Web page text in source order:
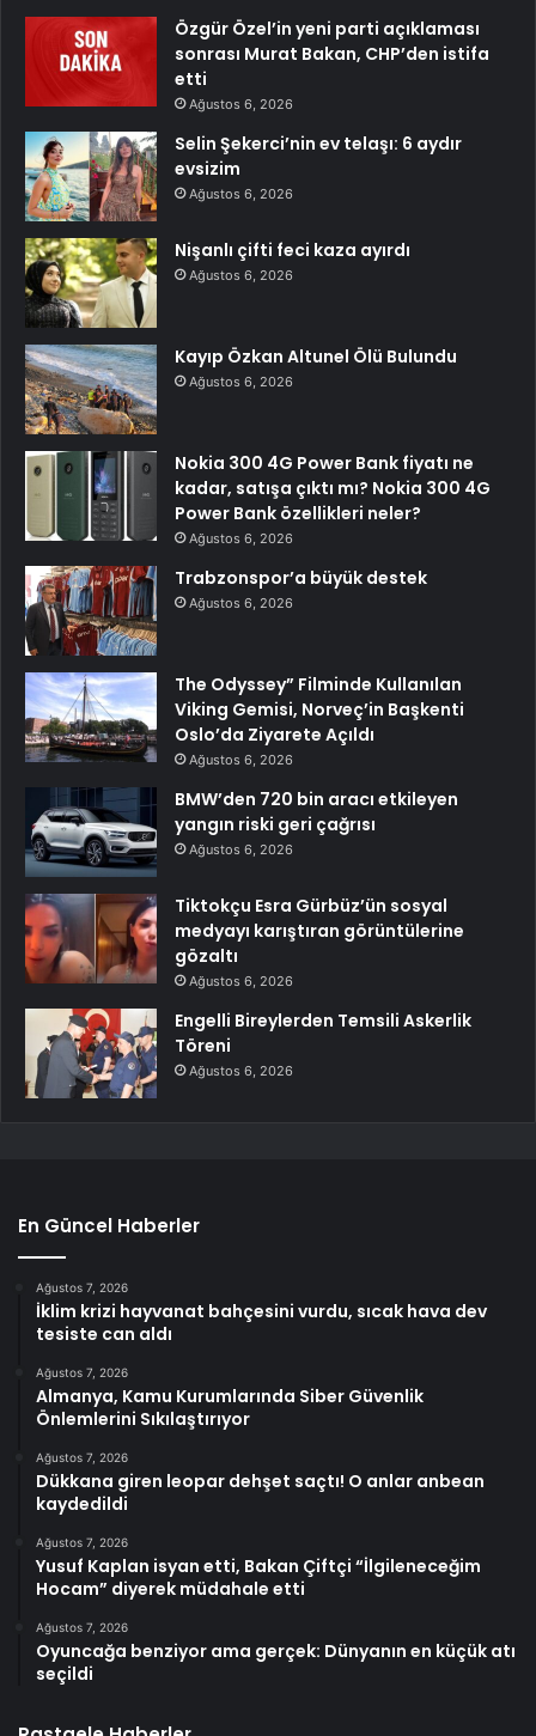
Özgür Özel’in yeni parti açıklaması
sonrası Murat Bakan, CHP’den istifa
etti
Ağustos 6, 2026
Selin Şekerci’nin ev telaşı: 6 aydır
evsizim
Ağustos 6, 2026
Nişanlı çifti feci kaza ayırdı
Ağustos 6, 2026
Kayıp Özkan Altunel Ölü Bulundu
Ağustos 6, 2026
Nokia 300 4G Power Bank fiyatı ne
kadar, satışa çıktı mı? Nokia 300 4G
Power Bank özellikleri neler?
Ağustos 6, 2026
Trabzonspor’a büyük destek
Ağustos 6, 2026
The Odyssey” Filminde Kullanılan
Viking Gemisi, Norveç’in Başkenti
Oslo’da Ziyarete Açıldı
Ağustos 6, 2026
BMW’den 720 bin aracı etkileyen
yangın riski geri çağrısı
Ağustos 6, 2026
Tiktokçu Esra Gürbüz’ün sosyal
medyayı karıştıran görüntülerine
gözaltı
Ağustos 6, 2026
Engelli Bireylerden Temsili Askerlik
Töreni
Ağustos 6, 2026
En Güncel Haberler
Ağustos 7, 2026
İklim krizi hayvanat bahçesini vurdu, sıcak hava dev
tesiste can aldı
Ağustos 7, 2026
Almanya, Kamu Kurumlarında Siber Güvenlik
Önlemlerini Sıkılaştırıyor
Ağustos 7, 2026
Dükkana giren leopar dehşet saçtı! O anlar anbean
kaydedildi
Ağustos 7, 2026
Yusuf Kaplan isyan etti, Bakan Çiftçi “İlgileneceğim
Hocam” diyerek müdahale etti
Ağustos 7, 2026
Oyuncağa benziyor ama gerçek: Dünyanın en küçük atı
seçildi